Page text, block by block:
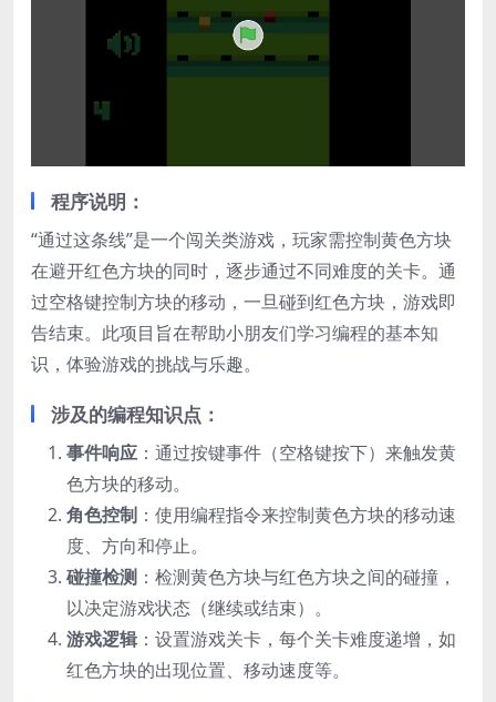
程序说明：
“通过这条线”是一个闯关类游戏，玩家需控制黄色方块
在避开红色方块的同时，逐步通过不同难度的关卡。通
过空格键控制方块的移动，一旦碰到红色方块，游戏即
告结束。此项目旨在帮助小朋友们学习编程的基本知
识，体验游戏的挑战与乐趣。
涉及的编程知识点：
事件响应 ：通过按键事件（空格键按下）来触发黄
色方块的移动。
角色控制 ：使用编程指令来控制黄色方块的移动速
度、方向和停止。
碰撞检测 ：检测黄色方块与红色方块之间的碰撞，
以决定游戏状态（继续或结束）。
游戏逻辑：设置游戏关卡，每个关卡难度递增，如
红色方块的出现位置、移动速度等。